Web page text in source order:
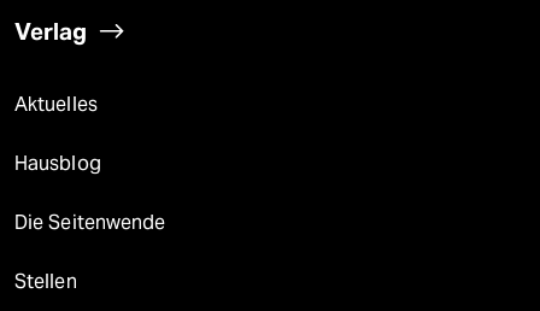
Verlag
Aktuelles
Hausblog
Die Seitenwende
Stellen